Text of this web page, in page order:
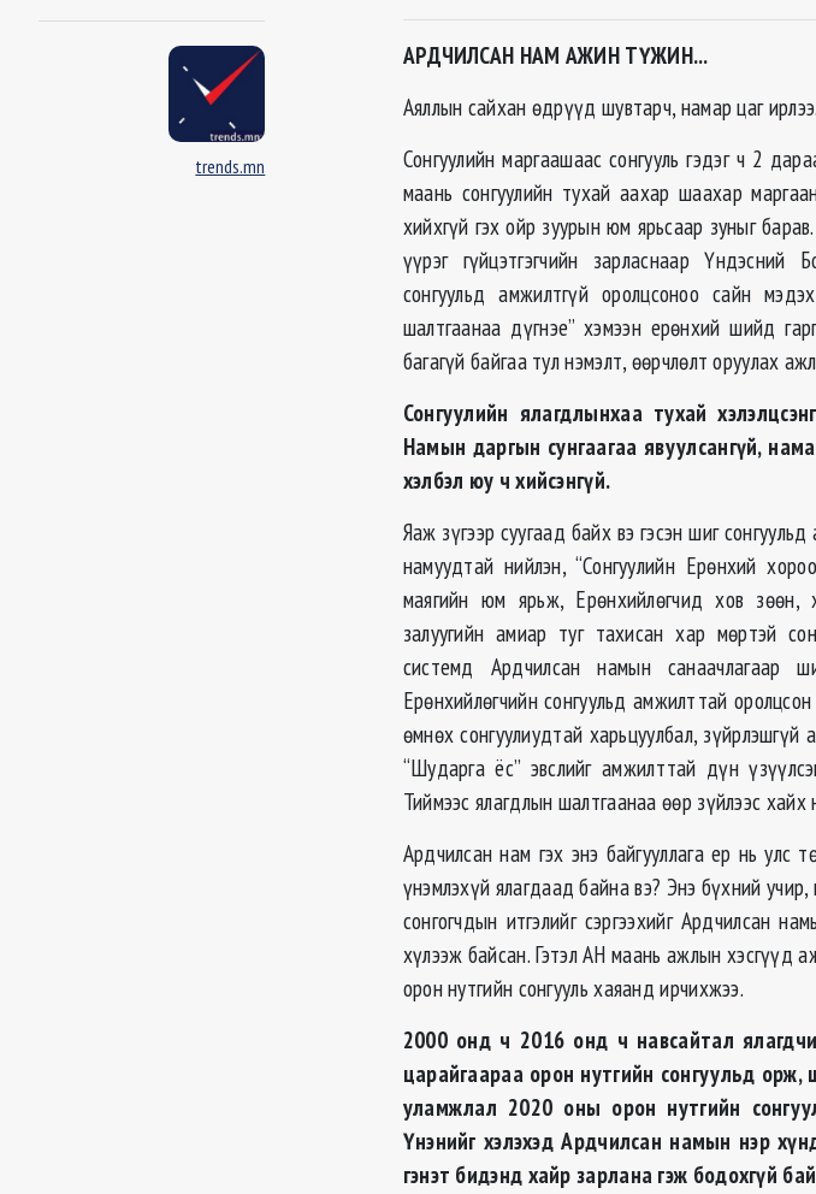
trends.mn
АРДЧИЛСАН НАМ АЖИН ТҮЖИН...
Аяллын сайхан өдрүүд шувтарч, намар цаг ирлээ.
Сонгуулийн маргаашаас сонгууль гэдэг ч 2
маань сонгуулийн тухай аахар шаахар
хийхгүй гэх ойр зуурын юм ярьсаар зуныг
үүрэг гүйцэтгэгчийн зарласнаар
сонгуульд амжилтгүй оролцсоноо сайн
шалтгаанаа дүгнэе” хэмээн ерөнхий шийд
багагүй байгаа тул нэмэлт, өөрчлөлт оруулах
Сонгуулийн ялагдлынхаа тухай
Намын даргын сунгаагаа явуулсангүй,
хэлбэл юу ч хийсэнгүй.
Яаж зүгээр суугаад байх вэ гэсэн шиг
намуудтай нийлэн, “Сонгуулийн Ерөнхий
маягийн юм ярьж, Ерөнхийлөгчид хов
залуугийн амиар туг тахисан хар мөртэй
системд Ардчилсан намын
Ерөнхийлөгчийн сонгуульд амжилттай
өмнөх сонгуулиудтай харьцуулбал,
“Шударга ёс” эвслийг амжилттай дүн
Тиймээс ялагдлын шалтгаанаа өөр зүйлээс хайх
Ардчилсан нам гэх энэ байгууллага ер нь
үнэмлэхүй ялагдаад байна вэ? Энэ бүхний
сонгогчдын итгэлийг сэргээхийг Ардчилсан
хүлээж байсан. Гэтэл АН маань ажлын хэсгүүд
орон нутгийн сонгууль хаяанд ирчихжээ.
2000 онд ч 2016 онд ч навсайтал
царайгаараа орон нутгийн сонгуульд
уламжлал 2020 оны орон нутгийн
Үнэнийг хэлэхэд Ардчилсан намын нэр
гэнэт бидэнд хайр зарлана гэж бодохгүй